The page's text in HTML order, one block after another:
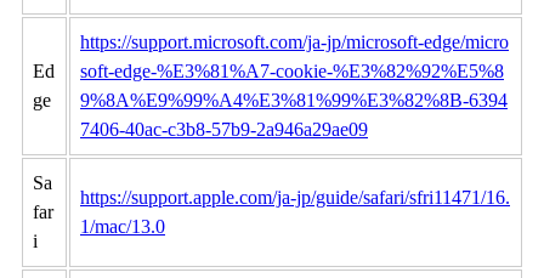
Ed
ge
https://support.microsoft.com/ja-jp/microsoft-edge/micro
soft-edge-%E3%81%A7-cookie-%E3%82%92%E5%8
9%8A%E9%99%A4%E3%81%99%E3%82%8B-6394
7406-40ac-c3b8-57b9-2a946a29ae09
Sa
far
i
https://support.apple.com/ja-jp/guide/safari/sfri11471/16.
1/mac/13.0